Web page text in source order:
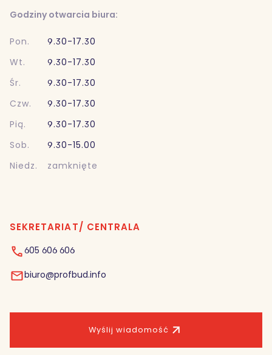
Wyślij wiadomość
Godziny otwarcia biura:
Pon.
9.30-17.30
Wt.
9.30-17.30
Śr.
9.30-17.30
Czw.
9.30-17.30
Pią.
9.30-17.30
Sob.
9.30-15.00
Niedz.
zamknięte
SEKRETARIAT/ CENTRALA
605 606 606
biuro@profbud.info